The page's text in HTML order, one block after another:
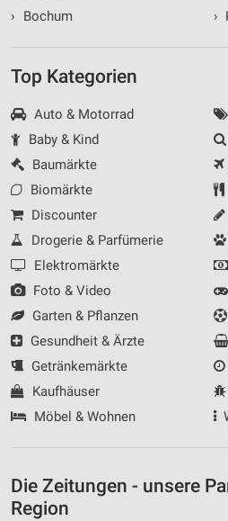
›
Bochum
›
Top Kategorien
Auto & Motorrad
Baby & Kind
Baumärkte
Biomärkte
Discounter
Drogerie & Parfümerie
Elektromärkte
Foto & Video
Garten & Pflanzen
Gesundheit & Ärzte
Getränkemärkte
Kaufhäuser
Möbel & Wohnen
Die Zeitungen - unsere
Region